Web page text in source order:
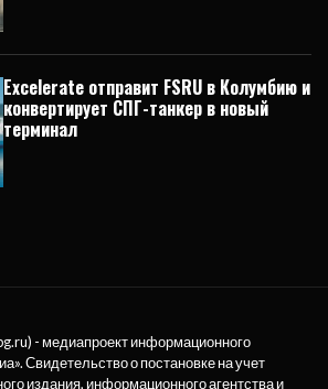
Excelerate отправит FSRU в Колумбию и
конвертирует СПГ-танкер в новый
терминал
- медиапроект информационного
. Свидетельство о постановке на учет
издания, информационного агентства и